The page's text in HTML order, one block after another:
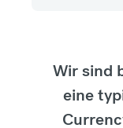
Wir sind
eine